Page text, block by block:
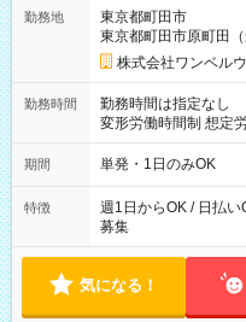
勤務地
東京都町田市
東京都町田市原町田（
株式会社ワンベル
勤務時間
勤務時間は指定なし
変形労働時間制 想定労働時間160
～21：00
期間 単発・1日のみOK
特徴
週1日からOK / 日払
募集
気になる！